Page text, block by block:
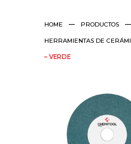
HOME PRODUCTOS
HERRAMIENTAS DE
– VERDE